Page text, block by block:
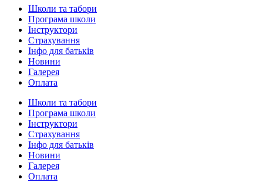
Школи та табори
Програма школи
Інструктори
Страхування
Інфо для батьків
Новини
Галерея
Оплата
Школи та табори
Програма школи
Інструктори
Страхування
Інфо для батьків
Новини
Галерея
Оплата